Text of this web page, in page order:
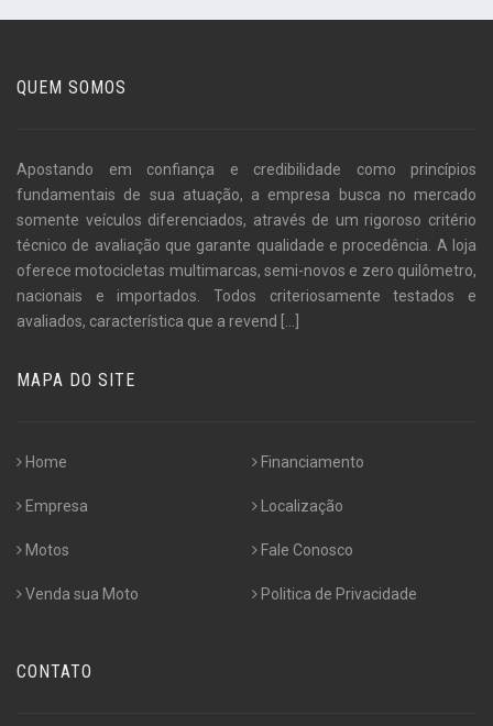
QUEM SOMOS
Apostando em confiança e credibilidade como princípios
fundamentais de sua atuação, a empresa busca no mercado
somente veículos diferenciados, através de um rigoroso critério
técnico de avaliação que garante qualidade e procedência. A loja
oferece motocicletas multimarcas, semi-novos e zero quilômetro,
nacionais e importados. Todos criteriosamente testados e
avaliados, característica que a revend [...]
MAPA DO SITE
Home
Empresa
Motos
Venda sua Moto
Financiamento
Localização
Fale Conosco
Politica de Privacidade
CONTATO